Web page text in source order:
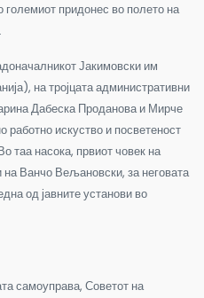
придонес во полето на
Јакимовски им
на тројцата административни
Дабеска Проданова и Мирче
искуство и посветеност
таа насока, првиот човек на
Ванчо Вељановски, за неговата
од јавните установи во
самоуправа, Советот на